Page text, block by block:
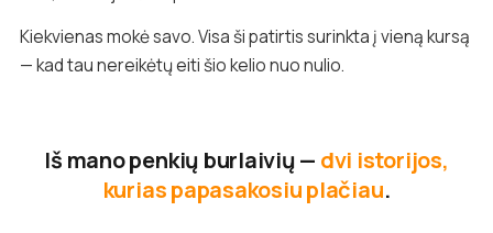
Kiekvienas mokė savo. Visa ši patirtis surinkta į vieną kursą
— kad tau nereikėtų eiti šio kelio nuo nulio.
Iš mano penkių burlaivių — dvi istorijos,
kurias papasakosiu plačiau.